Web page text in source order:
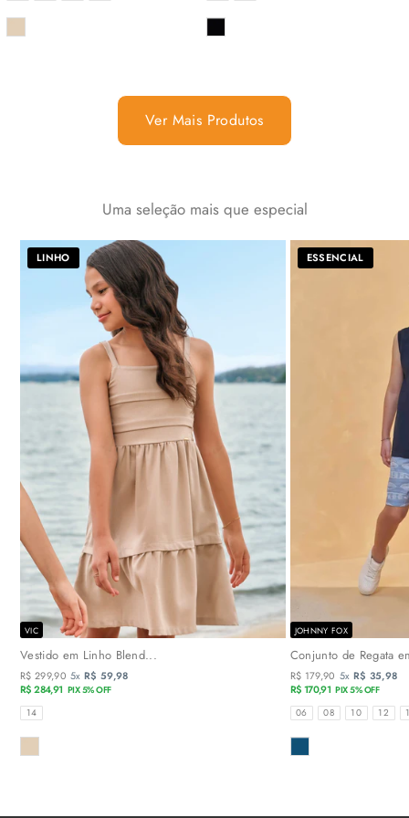
COR COR
Ver Mais Produtos
Uma seleção mais que especial
LINHO
VIC
Vestido em Linho Blend...
R$ 299,90 5x R$ 59,98
R$ 284,91 PIX 5% OFF
TAMANHOS
14
COR
ESSENCIAL
JOHNNY FOX
Conjunto de Regata
R$ 179,90 5x R$ 35,98
R$ 170,91 PIX 5% OFF
TAMANHOS
06 08 10 12
COR